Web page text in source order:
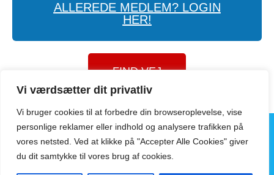
Vi værdsætter dit privatliv
Vi bruger cookies til at forbedre din browseroplevelse, vise
personlige reklamer eller indhold og analysere trafikken på
vores netsted. Ved at klikke på "Accepter Alle Cookies" giver
du dit samtykke til vores brug af cookies.
ALLEREDE MEDLEM? LOGIN
HER!
FIND VEJ